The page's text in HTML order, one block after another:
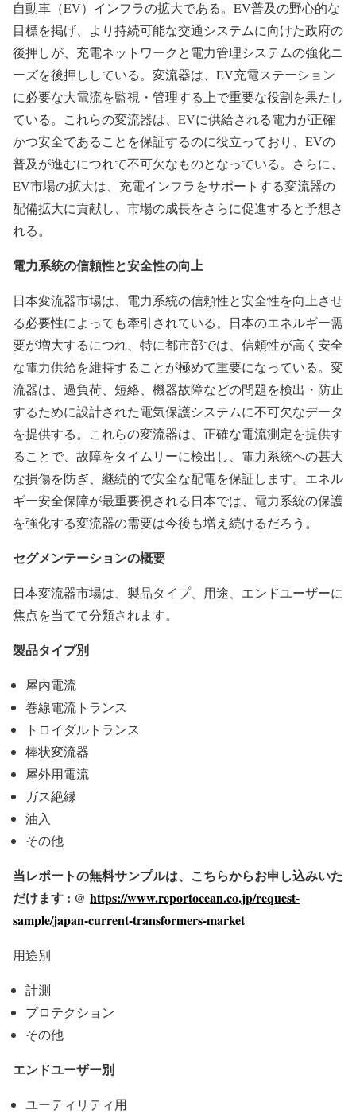
自動車（EV）インフラの拡大である。EV普及の野心的な
目標を掲げ、より持続可能な交通システムに向けた政府の
後押しが、充電ネットワークと電力管理システムの強化ニ
ーズを後押ししている。変流器は、EV充電ステーション
に必要な大電流を監視・管理する上で重要な役割を果たし
ている。これらの変流器は、EVに供給される電力が正確
かつ安全であることを保証するのに役立っており、EVの
普及が進むにつれて不可欠なものとなっている。さらに、
EV市場の拡大は、充電インフラをサポートする変流器の
配備拡大に貢献し、市場の成長をさらに促進すると予想さ
れる。
電力系統の信頼性と安全性の向上
日本変流器市場は、電力系統の信頼性と安全性を向上させ
る必要性によっても牽引されている。日本のエネルギー需
要が増大するにつれ、特に都市部では、信頼性が高く安全
な電力供給を維持することが極めて重要になっている。変
流器は、過負荷、短絡、機器故障などの問題を検出・防止
するために設計された電気保護システムに不可欠なデータ
を提供する。これらの変流器は、正確な電流測定を提供す
ることで、故障をタイムリーに検出し、電力系統への甚大
な損傷を防ぎ、継続的で安全な配電を保証します。エネル
ギー安全保障が最重要視される日本では、電力系統の保護
を強化する変流器の需要は今後も増え続けるだろう。
セグメンテーションの概要
日本変流器市場は、製品タイプ、用途、エンドユーザーに
焦点を当てて分類されます。
製品タイプ別
屋内電流
巻線電流トランス
トロイダルトランス
棒状変流器
屋外用電流
ガス絶縁
油入
その他
当レポートの無料サンプルは、こちらからお申し込みいた
だけます : @ https://www.reportocean.co.jp/request-
sample/japan-current-transformers-market
用途別
計測
プロテクション
その他
エンドユーザー別
ユーティリティ用